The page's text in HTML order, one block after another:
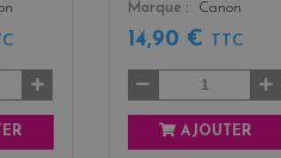
Marque
Canon
14,90 € TTC
AJOUTER